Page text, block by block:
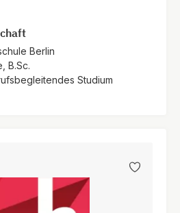
Berlin
B.Sc.
Studium